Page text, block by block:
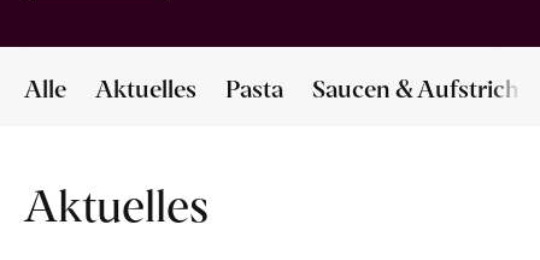
Alle Aktuelles Pasta Saucen & Aufstriche
Aktuelles